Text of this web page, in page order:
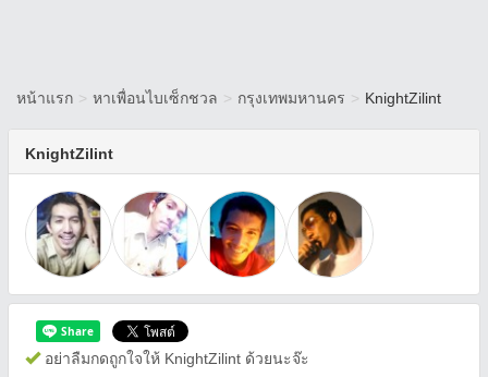
หน้าแรก > หาเพื่อนไบเซ็กชวล > กรุงเทพมหานคร > KnightZilint
KnightZilint
อย่าลืมกดถูกใจให้ KnightZilint ด้วยนะจ๊ะ